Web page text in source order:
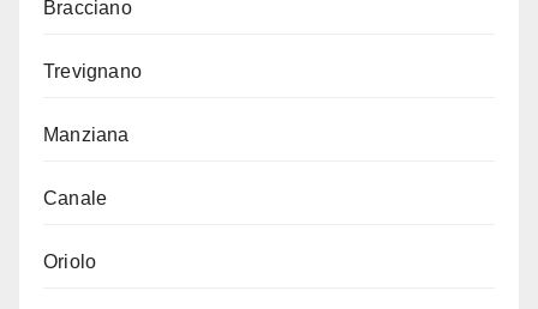
Bracciano
Trevignano
Manziana
Canale
Oriolo